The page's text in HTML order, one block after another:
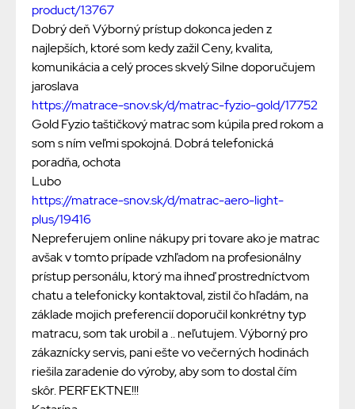
product/13767
Dobrý deň Výborný prístup dokonca jeden z
najlepších, ktoré som kedy zažil Ceny, kvalita,
komunikácia a celý proces skvelý Silne doporučujem
jaroslava
https://matrace-snov.sk/d/matrac-fyzio-gold/17752
Gold Fyzio taštičkový matrac som kúpila pred rokom a
som s ním veľmi spokojná. Dobrá telefonická
poradňa, ochota
Lubo
https://matrace-snov.sk/d/matrac-aero-light-
plus/19416
Nepreferujem online nákupy pri tovare ako je matrac
avšak v tomto prípade vzhľadom na profesionálny
prístup personálu, ktorý ma ihneď prostredníctvom
chatu a telefonicky kontaktoval, zistil čo hľadám, na
základe mojich preferencií doporučil konkrétny typ
matracu, som tak urobil a .. neľutujem. Výborný pro
zákaznícky servis, pani ešte vo večerných hodinách
riešila zaradenie do výroby, aby som to dostal čím
skôr. PERFEKTNE!!!